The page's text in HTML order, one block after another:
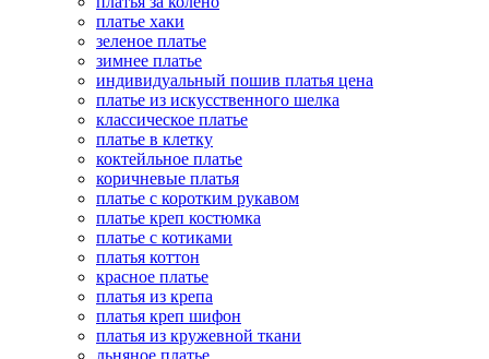
платье хаки
зеленое платье
зимнее платье
индивидуальный пошив платья цена
платье из искусственного шелка
классическое платье
платье в клетку
коктейльное платье
коричневые платья
платье с коротким рукавом
платье креп костюмка
платье с котиками
платья коттон
красное платье
платья из крепа
платья креп шифон
платья из кружевной ткани
льняное платье